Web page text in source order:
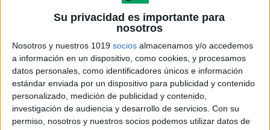
Su privacidad es importante para
nosotros
Nosotros y nuestros 1019 socios almacenamos y/o accedemos
a información en un dispositivo, como cookies, y procesamos
datos personales, como identificadores únicos e información
estándar enviada por un dispositivo para publicidad y contenido
personalizado, medición de publicidad y contenido,
investigación de audiencia y desarrollo de servicios. Con su
permiso, nosotros y nuestros socios podemos utilizar datos de
Pero no basta con solo tener carteles en el aula. Para
asegurarse de que los estudiantes comprendan y
apliquen las reglas de ortografía, es necesario
realizar actividades divertidas y prácticas.
Una actividad interactiva popular para enseñar
ortografía son los juegos de ortografía. Estos pueden
ser una manera divertida y efectiva para que los